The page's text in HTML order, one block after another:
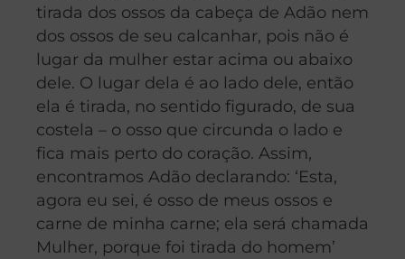
tirada dos ossos da cabeça de Adão nem
dos ossos de seu calcanhar, pois não é
lugar da mulher estar acima ou abaixo
dele. O lugar dela é ao lado dele, então
ela é tirada, no sentido figurado, de sua
costela – o osso que circunda o lado e
fica mais perto do coração. Assim,
encontramos Adão declarando: ‘Esta,
agora eu sei, é osso de meus ossos e
carne de minha carne; ela será chamada
Mulher, porque foi tirada do homem’